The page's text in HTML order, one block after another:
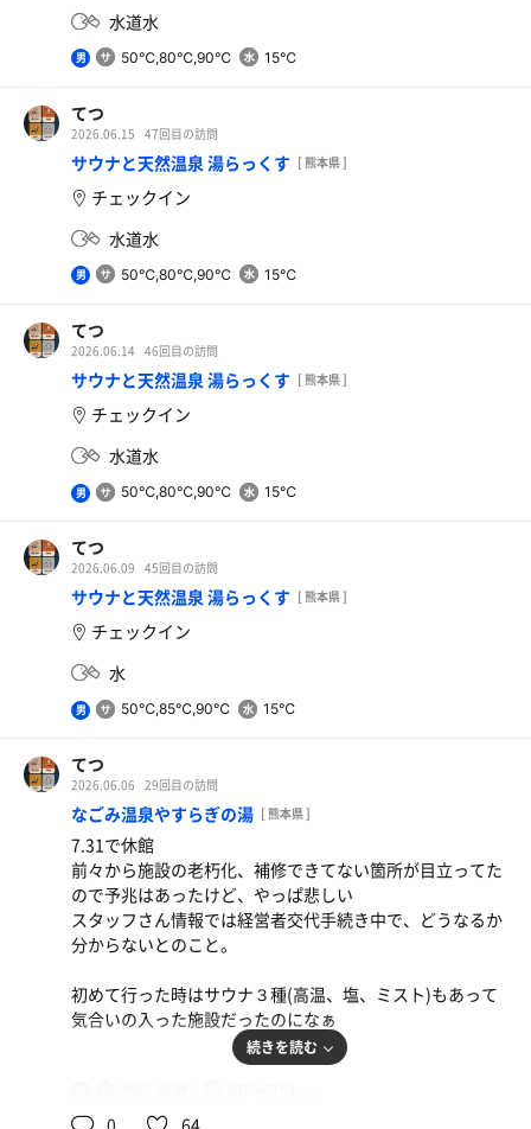
水道水
男 50℃,80℃,90℃ 15℃
てつ
2026.06.15 47回目の訪問
サウナと天然温泉 湯らっくす [ 熊本県 ]
チェックイン
水道水
男 50℃,80℃,90℃ 15℃
てつ
2026.06.14 46回目の訪問
サウナと天然温泉 湯らっくす [ 熊本県 ]
チェックイン
水道水
男 50℃,80℃,90℃ 15℃
てつ
2026.06.09 45回目の訪問
サウナと天然温泉 湯らっくす [ 熊本県 ]
チェックイン
水
男 50℃,85℃,90℃ 15℃
てつ
2026.06.06 29回目の訪問
なごみ温泉やすらぎの湯 [ 熊本県 ]
7.31で休館
前々から施設の老朽化、補修できてない箇所が目立ってた
ので予兆はあったけど、やっぱ悲しい
スタッフさん情報では経営者交代手続き中で、どうなるか
分からないとのこと。
初めて行った時はサウナ３種(高温、塩、ミスト)もあって
気合いの入った施設だったのになぁ
続きを読む